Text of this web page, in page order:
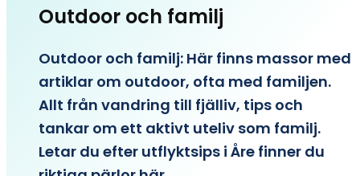
Outdoor och familj
Outdoor och familj: Här finns massor med
artiklar om outdoor, ofta med familjen.
Allt från vandring till fjälliv, tips och
tankar om ett aktivt uteliv som familj.
Letar du efter utflyktsips i Åre finner du